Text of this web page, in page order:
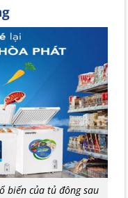
biến của tủ đông sau